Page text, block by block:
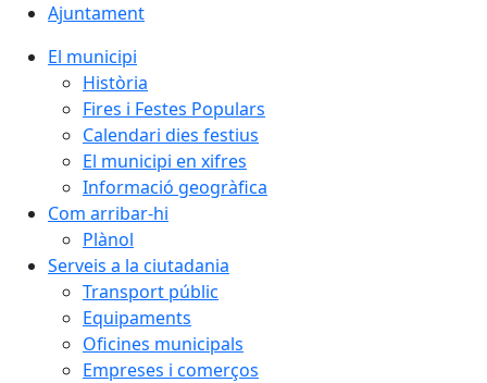
Ajuntament
El municipi
Història
Fires i Festes Populars
Calendari dies festius
El municipi en xifres
Informació geogràfica
Com arribar-hi
Plànol
Serveis a la ciutadania
Transport públic
Equipaments
Oficines municipals
Empreses i comerços